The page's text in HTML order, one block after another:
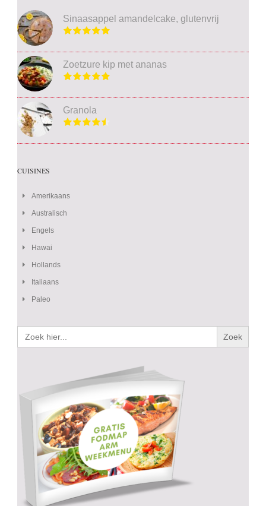
Sinaasappel amandelcake, glutenvrij
Zoetzure kip met ananas
Granola
CUISINES
Amerikaans
Australisch
Engels
Hawai
Hollands
Italiaans
Paleo
Zoek
naar: